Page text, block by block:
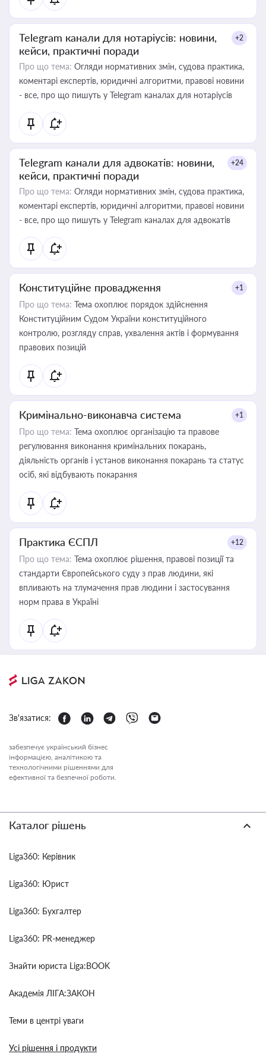
Telegram канали для нотаріусів: новини,
кейси, практичні поради
+2
Про що тема: Огляди нормативних змін, судова практика,
коментарі експертів, юридичні алгоритми, правові новини
- все, про що пишуть у Telegram каналах для нотаріусів
Telegram канали для адвокатів: новини,
кейси, практичні поради
+24
Про що тема: Огляди нормативних змін, судова практика,
коментарі експертів, юридичні алгоритми, правові новини
- все, про що пишуть у Telegram каналах для адвокатів
Конституційне провадження +1
Про що тема: Тема охоплює порядок здійснення
Конституційним Судом України конституційного
контролю, розгляду справ, ухвалення актів і формування
правових позицій
Кримінально-виконавча система +1
Про що тема: Тема охоплює організацію та правове
регулювання виконання кримінальних покарань,
діяльність органів і установ виконання покарань та статус
осіб, які відбувають покарання
Практика ЄСПЛ +12
Про що тема: Тема охоплює рішення, правові позиції та
стандарти Європейського суду з прав людини, які
впливають на тлумачення прав людини і застосування
норм права в Україні
Зв'язатися:
забезпечує український бізнес
інформацією, аналітикою та
технологічними рішеннями для
ефективної та безпечної роботи.
Каталог рішень
Liga360: Керівник
Liga360: Юрист
Liga360: Бухгалтер
Liga360: PR-менеджер
Знайти юриста Liga:BOOK
Академія ЛІГА:ЗАКОН
Теми в центрі уваги
Усі рішення і продукти